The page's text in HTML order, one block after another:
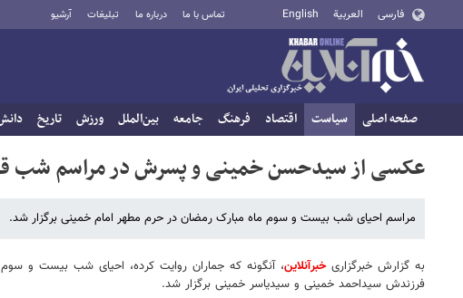
فارسی العربية English تماس با ما درباره ما تبلیغات آرشیو
صفحه اصلی سیاست اقتصاد فرهنگ جامعه بین‌الملل ورزش تاریخ
عکسی از سیدحسن خمینی و پسرش در مراسم شب
مراسم احیای شب بیست و سوم ماه مبارک رمضان در حرم مطهر امام خمینی برگزار شد.
به گزارش خبرگزاریخبرآنلاین، آنگونه که جماران روایت کرده، احیای شب بیست و
فرزندش سیداحمد خمینی و سیدیاسر خمینی برگزار شد.